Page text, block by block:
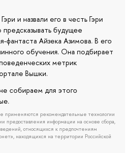
и назвали его в честь Гэри
будущее
фантаста Айзека Азимова. В его
обучения. Она подбирает
метрик
Вышки.
собираем для этого
применяются рекомендательные технологии
предоставления информации на основе сбора,
относящихся к предпочтениям
находящихся на территории Российской